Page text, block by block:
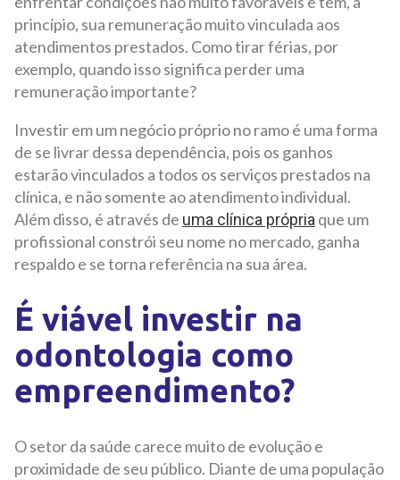
princípio, sua remuneração muito vinculada aos
atendimentos prestados. Como tirar férias, por
exemplo, quando isso significa perder uma
remuneração importante?
Investir em um negócio próprio no ramo é uma forma
de se livrar dessa dependência, pois os ganhos
estarão vinculados a todos os serviços prestados na
clínica, e não somente ao atendimento individual.
Além disso, é através de uma clínica própria que um
profissional constrói seu nome no mercado, ganha
respaldo e se torna referência na sua área.
É viável investir na
odontologia como
empreendimento?
O setor da saúde carece muito de evolução e
proximidade de seu público. Diante de uma população